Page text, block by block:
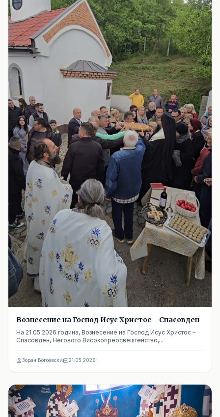
Вознесение на Господ Исус Христос – Спасовден
На 21.05.2026 година, Вознесение на Господ Исус Христос –
Спасовден, Неговото Високопреосвештенство,...
Зоран Богоевски 21.05.2026